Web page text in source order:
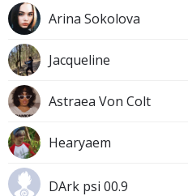
Arina Sokolova
Jacqueline
Astraea Von Colt
Hearyaem
DArk psi 00.9